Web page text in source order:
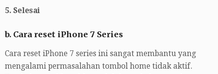
5. Selesai
b. Cara reset iPhone 7 Series
Cara reset iPhone 7 series ini sangat membantu yang
mengalami permasalahan tombol home tidak aktif.